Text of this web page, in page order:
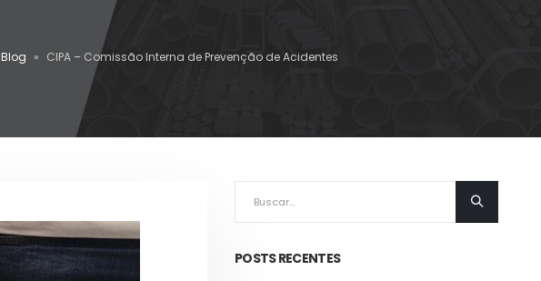
Blog » CIPA – Comissão Interna de Prevenção de Acidentes
POSTS RECENTES